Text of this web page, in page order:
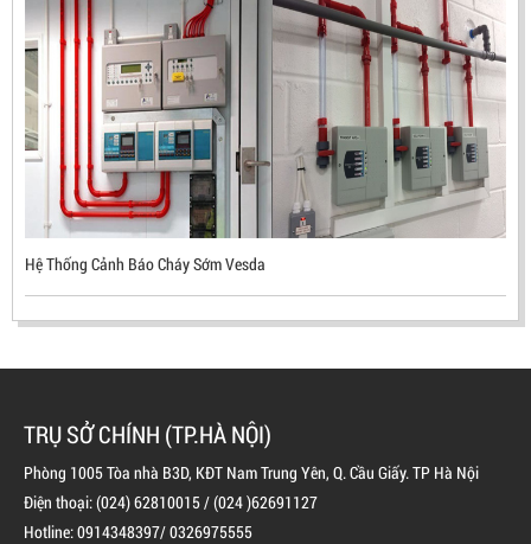
ĐẦU BÁO LỬA CHỐNG NỔ UV/IR- UX300 –
MEKASENTRON KOREA
LIÊN HỆ
Mã sản phẩm: UX300
Hệ Thống Cảnh Báo Cháy Sớm Vesda
TRỤ SỞ CHÍNH (TP.HÀ NỘI)
Phòng 1005 Tòa nhà B3D, KĐT Nam Trung Yên, Q. Cầu Giấy. TP Hà Nội
Điện thoại: (024) 62810015 / (024 )62691127
Hotline: 0914348397/ 0326975555